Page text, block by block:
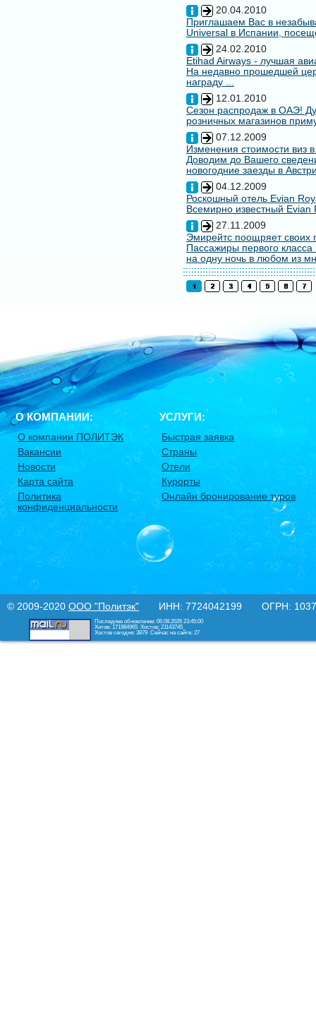
20.04.2010
Приглашаем Вас в
Universal в Испании,
24.02.2010
Etihad Airways - лучшая
На недавно прошедшей
награду ...
12.01.2010
Сезон распродаж в ОАЭ!
розничных магазинов
07.12.2009
Изменения стоимости виз
Доводим до Вашего
новогодние заезды в
04.12.2009
Роскошный отель Evian
Всемирно известный
27.11.2009
Эмирейтс поощряет своих
Пассажиры первого
на одну ночь в любом из
О КОМПАНИИ:
О компании ПОЛИТЭК
Вакансии
Новости
Карта сайта
Политика
конфиденциальности
УСЛУГИ:
Быстрая заявка
Страны
Отели
Курорты
Онлайн бронирование туров
© 2009-2020 ООО "Политэк" ИНН: 7724042199 ОГРН:
Последнее обновление: 06.08.2026 23:45:00
Хитов: 171984965 Хостов: 21143745
Хостов сегодня: 3879 Сейчас на сайте: 27